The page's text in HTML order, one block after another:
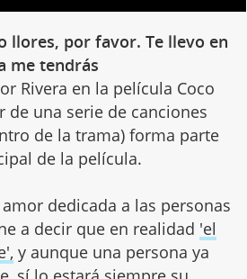
llores, por favor. Te llevo en
me tendrás
Rivera en la película Coco
de una serie de canciones
de la trama) forma parte
de la película.
dedicada a las personas
a decir que en realidad 'el
y aunque una persona ya